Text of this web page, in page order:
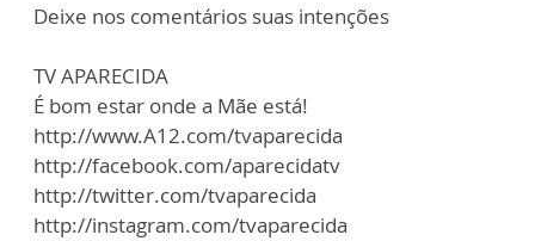
Deixe nos comentários suas intenções
TV APARECIDA
É bom estar onde a Mãe está!
http://www.A12.com/tvaparecida
http://facebook.com/aparecidatv
http://twitter.com/tvaparecida
http://instagram.com/tvaparecida